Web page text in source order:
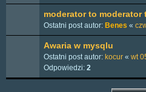
moderator to moderator
Ostatni post autor: Benes «
Awaria w mysqlu
Ostatni post autor: kocur « wt
Odpowiedzi: 2